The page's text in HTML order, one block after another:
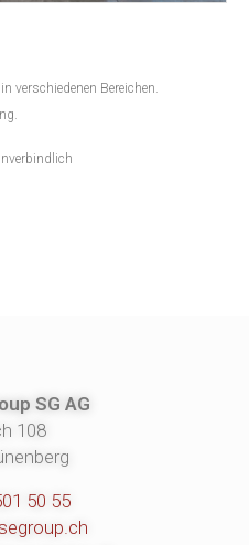
verschiedenen Bereichen.
SG AG
108
50 55